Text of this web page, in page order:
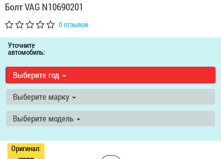
Болт VAG N10690201
0 отзывов
Уточните
автомобиль:
Выберите год
Выберите марку
Выберите модель
Оригинал: